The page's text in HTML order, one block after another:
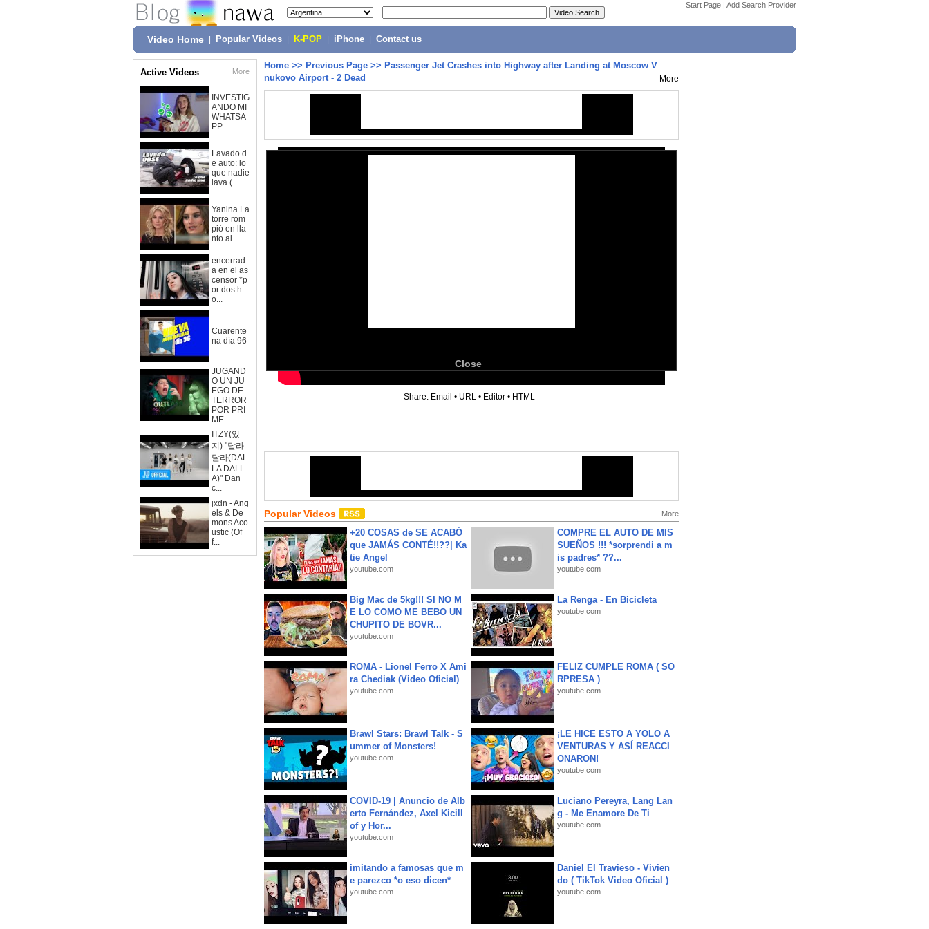
Start Page | Add Search Provider
Video Home Popular Videos K-POP iPhone Contact us
Active Videos More
INVESTIG
ANDO MI
WHATSA
PP
Lavado d
e auto: lo
que nadie
lava (...
Yanina La
torre rom
pió en lla
nto al ...
encerrad
a en el as
censor *p
or dos h
o...
Cuarente
na día 96
JUGAND
O UN JU
EGO DE
TERROR
POR PRI
ME...
ITZY(있
지) "달라
달라(DAL
LA DALL
A)" Dan
c...
jxdn - Ang
els & De
mons Aco
ustic (Of
f...
Home >> Previous Page >> Passenger Jet Crashes into Highway after Landing at Moscow V
nukovo Airport - 2 Dead
More
Close
Share: Email • URL • Editor • HTML
Popular Videos More
+20 COSAS de SE ACABÓ
que JAMÁS CONTÉ!!??| Ka
tie Angel
youtube.com
COMPRE EL AUTO DE MIS
SUEÑOS !!! *sorprendi a m
is padres* ??...
youtube.com
Big Mac de 5kg!!! SI NO M
E LO COMO ME BEBO UN
CHUPITO DE BOVR...
youtube.com
La Renga - En Bicicleta
youtube.com
ROMA - Lionel Ferro X Ami
ra Chediak (Video Oficial)
youtube.com
FELIZ CUMPLE ROMA ( SO
RPRESA )
youtube.com
Brawl Stars: Brawl Talk - S
ummer of Monsters!
youtube.com
¡LE HICE ESTO A YOLO A
VENTURAS Y ASÍ REACCI
ONARON!
youtube.com
COVID-19 | Anuncio de Alb
erto Fernández, Axel Kicill
of y Hor...
youtube.com
Luciano Pereyra, Lang Lan
g - Me Enamore De Ti
youtube.com
imitando a famosas que m
e parezco *o eso dicen*
youtube.com
Daniel El Travieso - Vivien
do ( TikTok Video Oficial )
youtube.com